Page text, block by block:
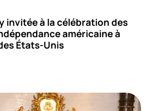
invitée à la célébration des
américaine à
États-Unis